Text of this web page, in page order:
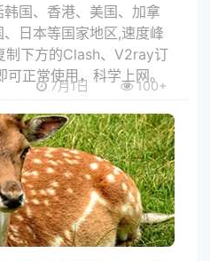
国、香港、美国、加拿
日本等国家地区,速度峰
制下方的Clash、V2ray订
正常使用，科学上网。
7月1日 100+